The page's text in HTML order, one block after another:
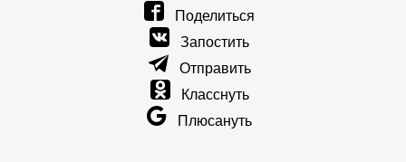
Поделиться
Запостить
Отправить
Класснуть
Плюсануть